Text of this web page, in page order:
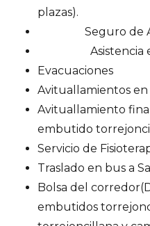
plazas).
Seguro de
Asistencia en
Evacuaciones
Avituallamientos en
Avituallamiento
embutido
Servicio de
Traslado en bus a
Bolsa del
embutidos